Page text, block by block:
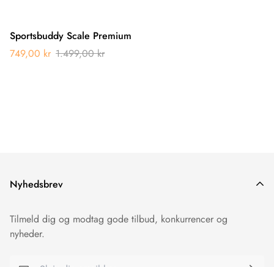
Sportsbuddy Scale Premium
749,00 kr 1.499,00 kr
Nyhedsbrev
Tilmeld dig og modtag gode tilbud, konkurrencer og
nyheder.